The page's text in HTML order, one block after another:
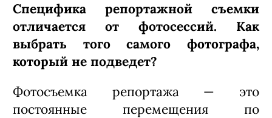
Специфика репортажной съемки
отличается от фотосессий. Как
выбрать того самого фотографа,
который не подведет?
Фотосъемка репортажа — это
постоянные перемещения по